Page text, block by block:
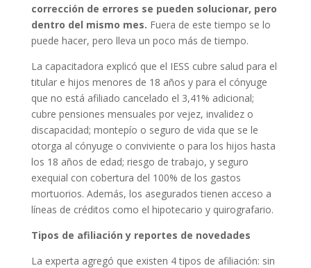
corrección de errores se pueden solucionar, pero
dentro del mismo mes. Fuera de este tiempo se lo
puede hacer, pero lleva un poco más de tiempo.
La capacitadora explicó que el IESS cubre salud para el
titular e hijos menores de 18 años y para el cónyuge
que no está afiliado cancelado el 3,41% adicional;
cubre pensiones mensuales por vejez, invalidez o
discapacidad; montepío o seguro de vida que se le
otorga al cónyuge o conviviente o para los hijos hasta
los 18 años de edad; riesgo de trabajo, y seguro
exequial con cobertura del 100% de los gastos
mortuorios. Además, los asegurados tienen acceso a
líneas de créditos como el hipotecario y quirografario.
Tipos de afiliación y reportes de novedades
La experta agregó que existen 4 tipos de afiliación: sin